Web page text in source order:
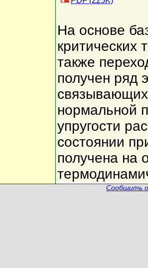
На основе
критических
также
получен ряд
нормальной
упругости
состоянии
получена на
Сообщить о